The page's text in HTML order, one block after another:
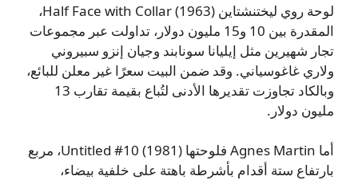
لوحة روي ليختنشتاين Half Face with Collar (1963)،
المقدرة بين 10 و15 مليون دولار، تداولت عبر مجموعات
تجار شهيرين مثل إيليانا سونابند وجيان إنزو سبيروني
ولاري غاغوسياني. وقد ضمن البيت سعرًا غير معلن للبائع،
وبالكاد تجاوزت تقديرها الأدنى لتُباع بقيمة تقارب 13
مليون دولار.
أما Agnes Martin فلوحتها Untitled #10 (1981)، مربع
بارتفاع ستة أقدام بأشرطة باهتة على خلفية بيضاء،